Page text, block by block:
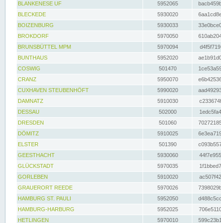
BLANKENESE UF
5952065
BLECKEDE
5930020
BOIZENBURG
5930033
BROKDORF
5970050
BRUNSBÜTTEL MPM
5970094
BUNTHAUS
5952020
COSWIG
501470
CRANZ
5950070
CUXHAVEN STEUBENHÖFT
5990020
DAMNATZ
5910030
DESSAU
502000
DRESDEN
501060
DÖMITZ
5910025
ELSTER
501390
GEESTHACHT
5930060
GLÜCKSTADT
5970035
GORLEBEN
5910020
GRAUERORT REEDE
5970026
HAMBURG ST. PAULI
5952050
HAMBURG-HARBURG
5952025
HETLINGEN
5970010